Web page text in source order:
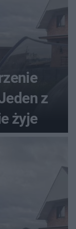
z
żyje